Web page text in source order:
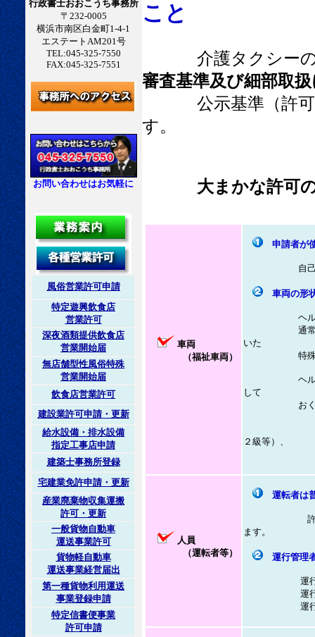
行政書士おおこうち事務所
〒232-0005
横浜市南区白金町1-4-1
エステートAM201号
TEL:045-325-7550
FAX:045-325-7551
お問い合わせはお気軽に
風俗営業許可申請
特定遊興飲食店
営業許可
深夜酒類提供飲食店
営業開始届
無店舗型性風俗特殊
営業開始届
飲食店営業許可
建設業許可申請・更新
給水設備・排水設備
指定工事店申請
建築士事務所登録
宅建業免許申請・更新
産業廃棄物収集運搬
許可・更新
一般貨物自動車
運送事業許可
貨物軽自動車
運送事業経営届出
第一種貨物利用運送
事業登録申請
特定信書便事業
許可申請
こと
介護タクシーの
審査基準及び細部取
公示基準（許可の
す。
大まかな許可
車両
（福祉車両）
申請者が
自己所有、
車両の形
ヘルパー等の
通常は車いす
いた
特殊車両
ヘルパー等の
して
おくこと
２級等）、
人員
（運転者等）
運転者は
許可取得後
ます。
運行管理
運行管理者
運行管理者
運行台数に